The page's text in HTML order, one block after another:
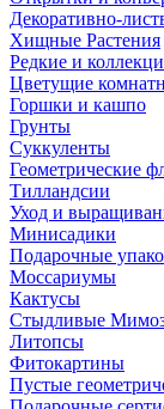
Декоративно-
Хищные Растения
Редкие и
Цветущие
Горшки и кашпо
Грунты
Суккуленты
Геометрические
Тилландсии
Уход и
Минисадики
Подарочные
Моссариумы
Кактусы
Стыдливые
Литопсы
Фитокартины
Пустые